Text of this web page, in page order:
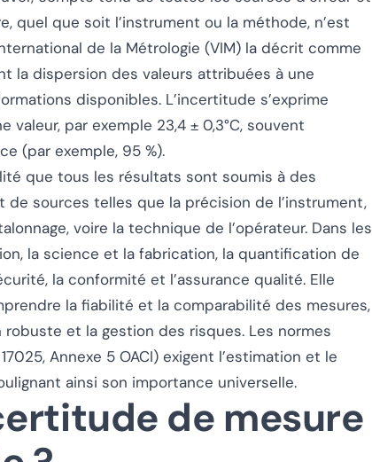
quel que soit l’instrument ou la méthode, n’est
de la Métrologie (VIM) la décrit comme
la dispersion des valeurs attribuées à une
disponibles. L’incertitude s’exprime
valeur, par exemple 23,4 ± 0,3°C, souvent
(par exemple, 95 %).
que tous les résultats sont soumis à des
sources telles que la précision de l’instrument,
voire la technique de l’opérateur. Dans les
la science et la fabrication, la quantification de
la conformité et l’assurance qualité. Elle
la fiabilité et la comparabilité des mesures,
et la gestion des risques. Les normes
Annexe 5 OACI) exigent l’estimation et le
ainsi son importance universelle.
de mesure